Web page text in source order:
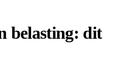
belasting: dit